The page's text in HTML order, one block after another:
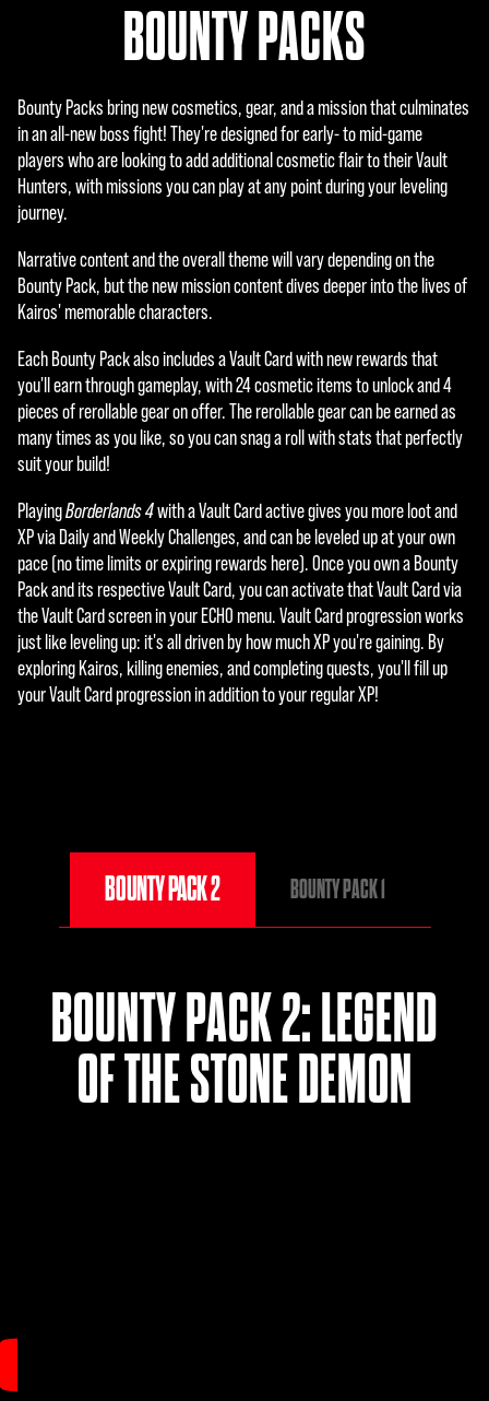
BOUNTY PACKS
Bounty Packs bring new cosmetics, gear, and a mission that culminates
in an all-new boss fight! They're designed for early- to mid-game
players who are looking to add additional cosmetic flair to their Vault
Hunters, with missions you can play at any point during your leveling
journey.
Narrative content and the overall theme will vary depending on the
Bounty Pack, but the new mission content dives deeper into the lives of
Kairos' memorable characters.
Each Bounty Pack also includes a Vault Card with new rewards that
you'll earn through gameplay, with 24 cosmetic items to unlock and 4
pieces of rerollable gear on offer. The rerollable gear can be earned as
many times as you like, so you can snag a roll with stats that perfectly
suit your build!
PlayingBorderlands 4with a Vault Card active gives you more loot and
XP via Daily and Weekly Challenges, and can be leveled up at your own
pace (no time limits or expiring rewards here). Once you own a Bounty
Pack and its respective Vault Card, you can activate that Vault Card via
the Vault Card screen in your ECHO menu. Vault Card progression works
just like leveling up: it's all driven by how much XP you're gaining. By
exploring Kairos, killing enemies, and completing quests, you'll fill up
your Vault Card progression in addition to your regular XP!
BOUNTY PACK 2 BOUNTY PACK 1
BOUNTY PACK 2: LEGEND
OF THE STONE DEMON